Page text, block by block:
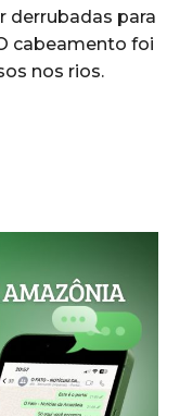
derrubadas para
cabeamento foi
nos rios.